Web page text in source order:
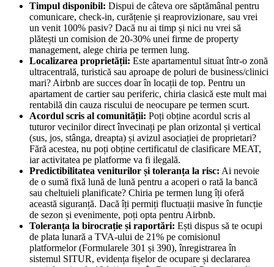
Timpul disponibil: Dispui de câteva ore săptămânal pentru
comunicare, check-in, curățenie și reaprovizionare, sau vrei
un venit 100% pasiv? Dacă nu ai timp și nici nu vrei să
plătești un comision de 20-30% unei firme de property
management, alege chiria pe termen lung.
Localizarea proprietății: Este apartamentul situat într-o zonă
ultracentrală, turistică sau aproape de poluri de business/clinici
mari? Airbnb are succes doar în locații de top. Pentru un
apartament de cartier sau periferic, chiria clasică este mult mai
rentabilă din cauza riscului de neocupare pe termen scurt.
Acordul scris al comunității: Poți obține acordul scris al
tuturor vecinilor direct învecinați pe plan orizontal și vertical
(sus, jos, stânga, dreapta) și avizul asociației de proprietari?
Fără acestea, nu poți obține certificatul de clasificare MEAT,
iar activitatea pe platforme va fi ilegală.
Predictibilitatea veniturilor și toleranța la risc: Ai nevoie
de o sumă fixă lună de lună pentru a acoperi o rată la bancă
sau cheltuieli planificate? Chiria pe termen lung îți oferă
această siguranță. Dacă îți permiți fluctuații masive în funcție
de sezon și evenimente, poți opta pentru Airbnb.
Toleranța la birocrație și raportări: Ești dispus să te ocupi
de plata lunară a TVA-ului de 21% pe comisionul
platformelor (Formularele 301 și 390), înregistrarea în
sistemul SITUR, evidența fișelor de ocupare și declararea